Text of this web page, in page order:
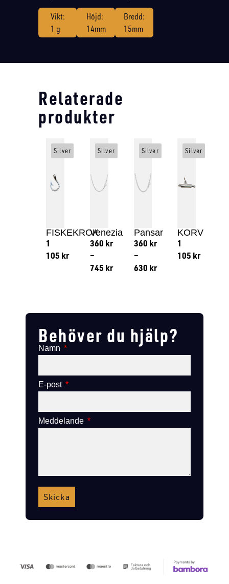
Vikt:
1 g
Höjd:
14mm
Bredd:
15mm
Relaterade
produkter
FISKEKROK
1
105 kr
Silver
Venezia
360 kr
–
745 kr
Silver
Pansar
360 kr
–
630 kr
Silver
KORV
1
105 kr
Silver
Behöver du hjälp?
Namn
E-post
Meddelande
Skicka